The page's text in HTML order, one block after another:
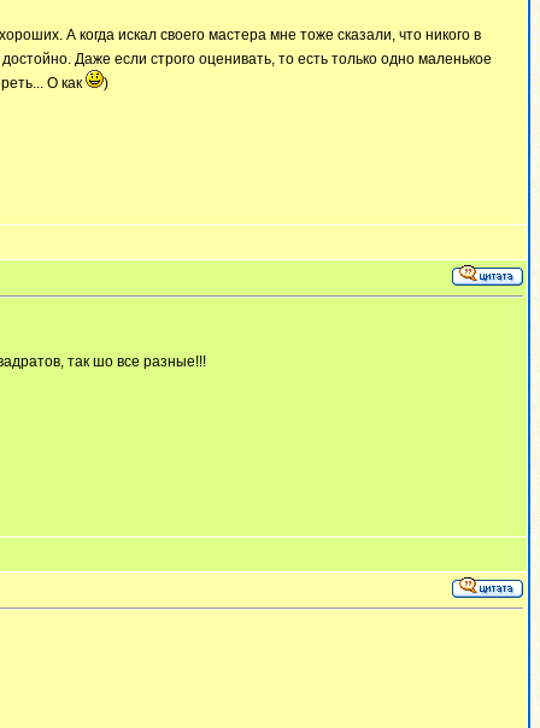
А когда искал своего мастера мне тоже сказали, что никого в
Даже если строго оценивать, то есть только одно маленькое
О как
)
так шо все разные!!!